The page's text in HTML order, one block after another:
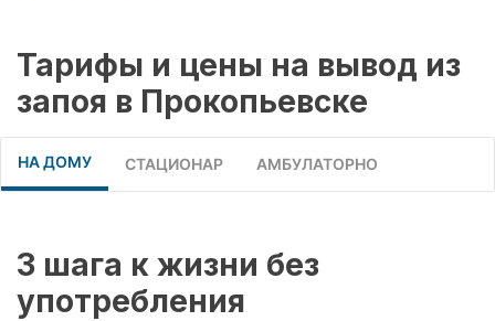
Тарифы и цены на вывод из
запоя в Прокопьевске
НА ДОМУ СТАЦИОНАР АМБУЛАТОРНО
3 шага к жизни без
употребления